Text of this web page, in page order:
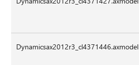
Dynamicsax2012r3_cl4371446.axmodel